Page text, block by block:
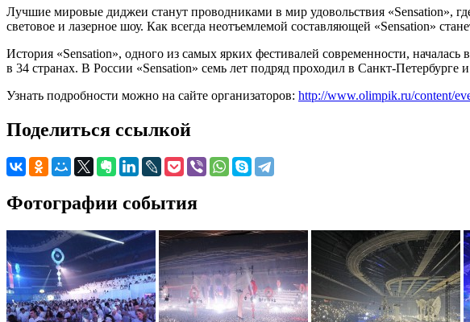
Лучшие мировые диджеи станут проводниками в мир удовольствия «Sensation»,
световое и лазерное шоу. Как всегда неотъемлемой составляющей «Sensation»
История «Sensation», одного из самых ярких фестивалей современности,
в 34 странах. В России «Sensation» семь лет подряд проходил в Санкт-Петербурге
Узнать подробности можно на сайте организаторов: http://www.olimpik.ru/content/
Поделиться ссылкой
Фотографии события